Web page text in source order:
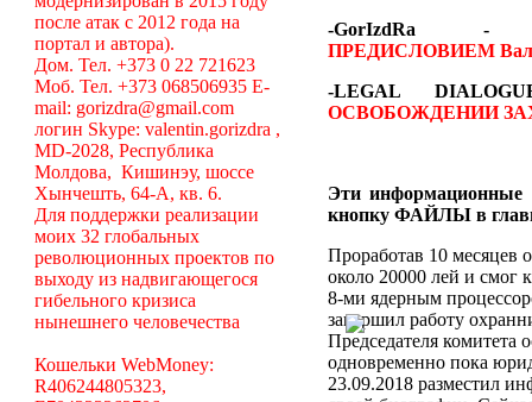
после атак с 2012 года на
портал и автора).
Дом. Тел. +373 0 22 721623
Моб. Тел. +373 068506935 E-
mail: gorizdra@gmail.com
логин Skype: valentin.gorizdra ,
MD-2028, Республика
Молдова, Кишинэу, шоссе
Хынчешть, 64-А, кв. 6.
Для поддержки реализации
моих 32 глобальных
революционных проектов по
выходу из надвигающегося
гибельного кризиса
нынешнего человечества
Кошельки WebMoney:
R406244805323,
-
ПРЕДИСЛОВИЕМ
-LEGAL
ОСВОБОЖДЕНИИ
Эти информационные
кнопку ФАЙЛЫ в
Проработав 10 месяцев
около 20000 лей и смог
8-ми ядерным
завершил работу
Председателя комитета
одновременно пока
23.09.2018 разместил